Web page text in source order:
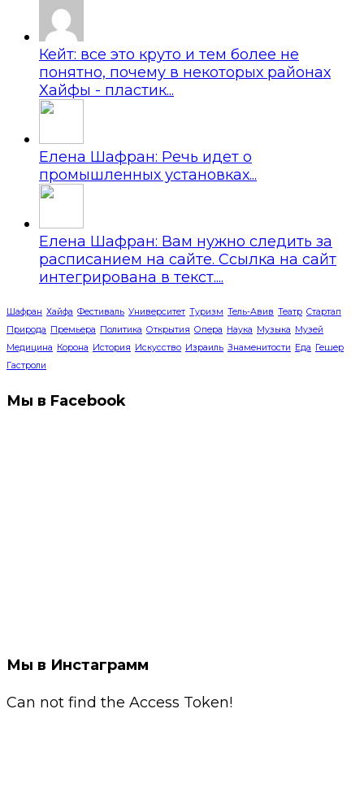
Кейт: все это круто и тем более не
понятно, почему в некоторых районах
Хайфы - пластик...
Елена Шафран: Речь идет о
промышленных установках...
Елена Шафран: Вам нужно следить за
расписанием на сайте. Ссылка на сайт
интегрирована в текст....
Шафран Хайфа Фестиваль Университет Туризм Тель-Авив Театр Стартап
Природа Премьера Политика Открытия Опера Наука Музыка Музей
Медицина Корона История Искусство Израиль Знаменитости Еда Гешер
Гастроли
Мы в Facebook
Мы в Инстаграмм
Can not find the Access Token!